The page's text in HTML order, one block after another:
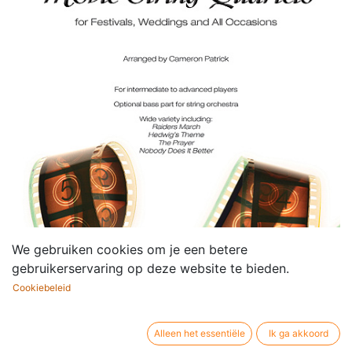
We gebruiken cookies om je een betere
gebruikerservaring op deze website te bieden.
Cookiebeleid
Alleen het essentiële Ik ga akkoord